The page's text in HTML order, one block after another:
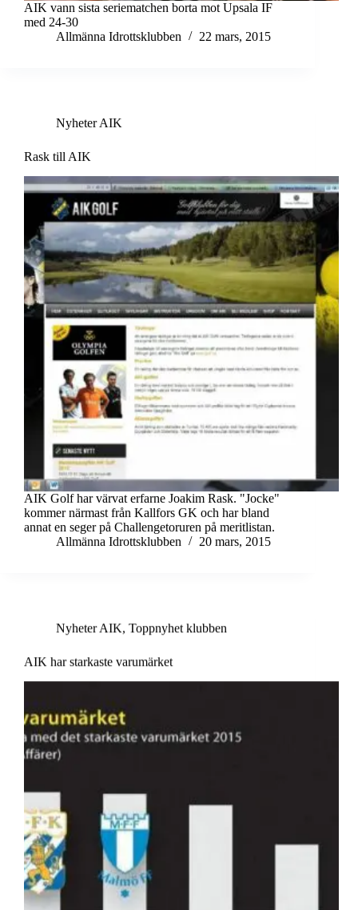
AIK vann sista seriematchen borta mot Upsala IF
med 24-30
Allmänna Idrottsklubben
22 mars, 2015
Nyheter AIK
Rask till AIK
AIK Golf har värvat erfarne Joakim Rask. "Jocke"
kommer närmast från Kallfors GK och har bland
annat en seger på Challengetoruren på meritlistan.
Allmänna Idrottsklubben
20 mars, 2015
Nyheter AIK, Toppnyhet klubben
AIK har starkaste varumärket